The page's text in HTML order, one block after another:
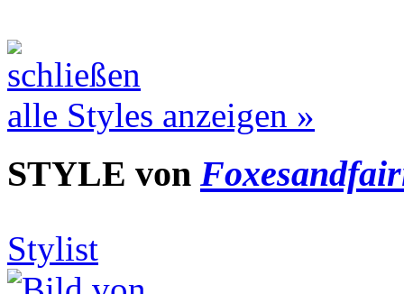
alle Styles anzeigen »
STYLE von
Stylist